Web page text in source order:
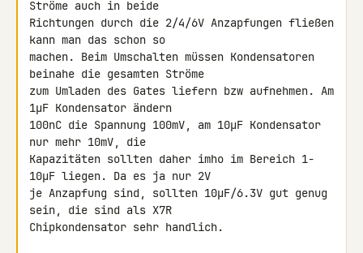
Ströme auch in beide
Richtungen durch die 2/4/6V Anzapfungen fließen
kann man das schon so
machen. Beim Umschalten müssen Kondensatoren
beinahe die gesamten Ströme
zum Umladen des Gates liefern bzw aufnehmen. Am
1µF Kondensator ändern
100nC die Spannung 100mV, am 10µF Kondensator
nur mehr 10mV, die
Kapazitäten sollten daher imho im Bereich 1-
10µF liegen. Da es ja nur 2V
je Anzapfung sind, sollten 10µF/6.3V gut genug
sein, die sind als X7R
Chipkondensator sehr handlich.